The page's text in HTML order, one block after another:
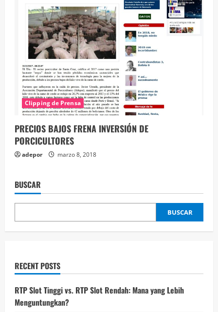
Clipping de Prensa
PRECIOS BAJOS FRENA INVERSIÓN DE
PORCICULTORES
adepor marzo 8, 2018
BUSCAR
BUSCAR
RECENT POSTS
RTP Slot Tinggi vs. RTP Slot Rendah: Mana yang Lebih
Menguntungkan?